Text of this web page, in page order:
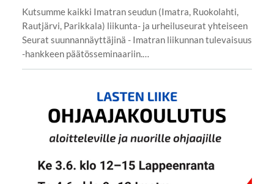
Kutsumme kaikki Imatran seudun (Imatra, Ruokolahti,
Rautjärvi, Parikkala) liikunta- ja urheiluseurat yhteiseen
Seurat suunnannäyttäjinä - Imatran liikunnan tulevaisuus
-hankkeen päätösseminaariin.…